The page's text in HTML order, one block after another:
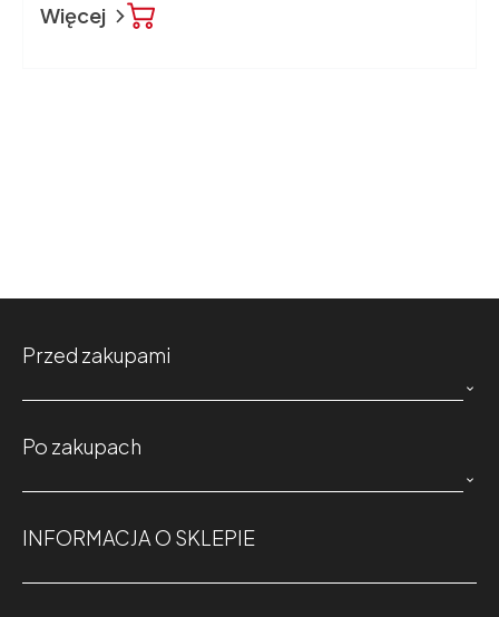
Więcej
Przed zakupami

Po zakupach

INFORMACJA O SKLEPIE